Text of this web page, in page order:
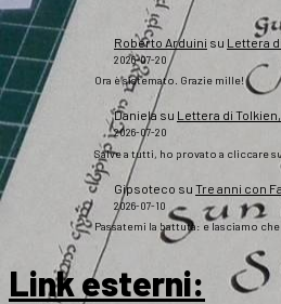
Roberto Arduini su Lettera
2026-07-20
Ora è sistemato. Grazie mille!
Daniela su Lettera di
2026-07-20
Salve a tutti, ho provato a cliccare
Gipsoteco su Tre anni con
2026-07-10
Passatemi la battuta: e lasciamo
Link esterni: